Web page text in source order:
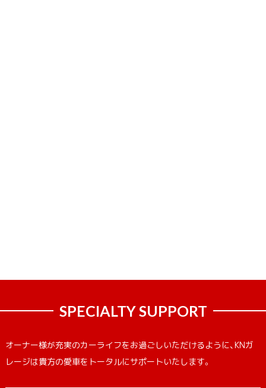
SPECIALTY SUPPORT
オーナー様が充実のカーライフをお過ごしいただけるように、KNガ
レージは貴方の愛車をトータルにサポートいたします。